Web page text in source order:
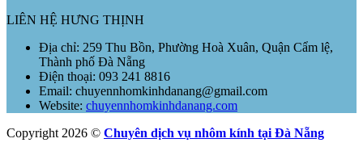
LIÊN HỆ HƯNG THỊNH
Địa chỉ: 259 Thu Bồn, Phường Hoà Xuân, Quận Cẩm lệ,
Thành phố Đà Nẵng
Điện thoại: 093 241 8816
Email: chuyennhomkinhdanang@gmail.com
Website: chuyennhomkinhdanang.com
Copyright 2026 © Chuyên dịch vụ nhôm kính tại Đà Nẵng